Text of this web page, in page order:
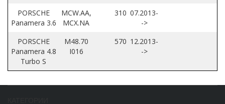
PORSCHE
Panamera 3.6
MCW.AA,
MCX.NA
310 07.2013-
->
PORSCHE
Panamera 4.8
Turbo S
M48.70
I016
570 12.2013-
->